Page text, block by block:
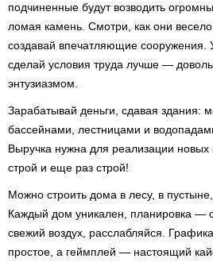
подчиненные будут возводить
ломая камень. Смотри, как они
создавай впечатляющие сооружения.
сделай условия труда лучше —
энтузиазмом.
Зарабатывай деньги, сдавая здания:
бассейнами, лестницами и
Выручка нужна для реализации новых
строй и еще раз строй!
Можно строить дома в лесу, в
Каждый дом уникален, планировка —
свежий воздух, расслабляйся.
простое, а геймплей — настоящий